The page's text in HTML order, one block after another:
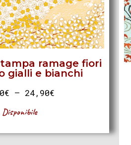
ramage fiori
gialli e bianchi
€ – 24,90€
Disponibile